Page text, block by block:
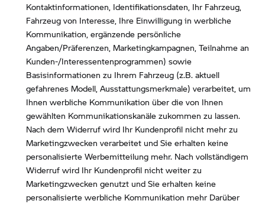
Kontaktinformationen, Identifikationsdaten, Ihr Fahrzeug,
Fahrzeug von Interesse, Ihre Einwilligung in werbliche
Kommunikation, ergänzende persönliche
Angaben/Präferenzen, Marketingkampagnen, Teilnahme an
Kunden-/Interessentenprogrammen) sowie
Basisinformationen zu Ihrem Fahrzeug (z.B. aktuell
gefahrenes Modell, Ausstattungsmerkmale) verarbeitet, um
Ihnen werbliche Kommunikation über die von Ihnen
gewählten Kommunikationskanäle zukommen zu lassen.
Nach dem Widerruf wird Ihr Kundenprofil nicht mehr zu
Marketingzwecken verarbeitet und Sie erhalten keine
personalisierte Werbemitteilung mehr. Nach vollständigem
Widerruf wird Ihr Kundenprofil nicht weiter zu
Marketingzwecken genutzt und Sie erhalten keine
personalisierte werbliche Kommunikation mehr Darüber